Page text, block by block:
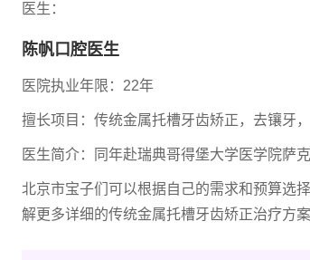
医生：
陈帆口腔医生
医院执业年限：22年
擅长项目：传统金属托槽牙齿矫正，去镶牙
医生简介：同年赴瑞典哥得堡大学医学院萨
北京市宝子们可以根据自己的需求和预算选
解更多详细的传统金属托槽牙齿矫正治疗方